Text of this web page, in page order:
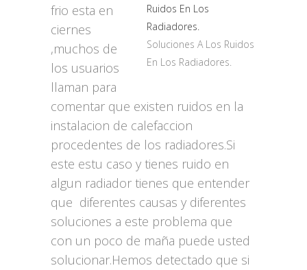
Soluciones A Los Ruidos
En Los Radiadores.
frio esta en
ciernes
,muchos de
los usuarios
llaman para
comentar que existen ruidos en la
instalacion de calefaccion
procedentes de los radiadores.Si
este estu caso y tienes ruido en
algun radiador tienes que entender
que diferentes causas y diferentes
soluciones a este problema que
con un poco de maña puede usted
solucionar.Hemos detectado que si